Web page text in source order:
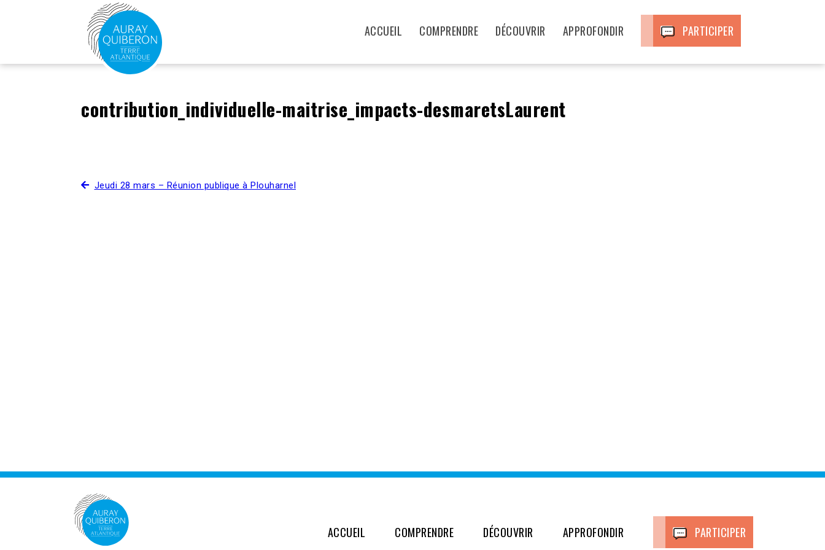
ACCUEIL COMPRENDRE DÉCOUVRIR APPROFONDIR PARTICIPER
contribution_individuelle-maitrise_impacts-desmaretsLaurent
Jeudi 28 mars – Réunion publique à Plouharnel
ACCUEIL COMPRENDRE DÉCOUVRIR APPROFONDIR PARTICIPER